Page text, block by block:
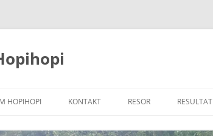
HOPIHOPI KONTAKT RESOR RESULTAT